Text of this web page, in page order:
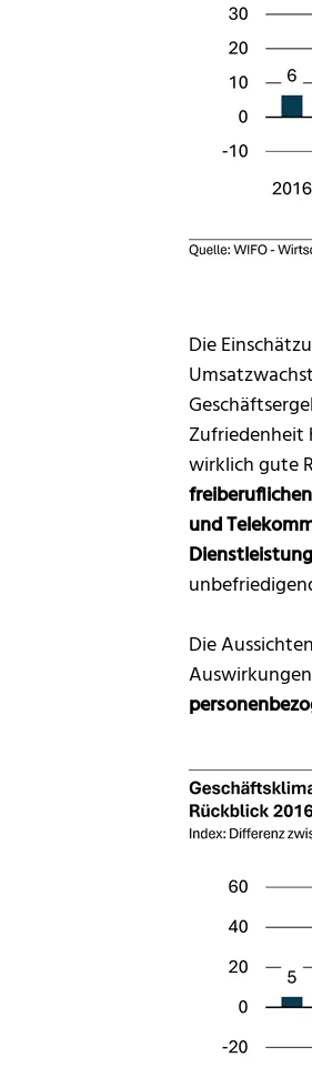
Die
Zufriedenheit
wirklich gute
und
Die